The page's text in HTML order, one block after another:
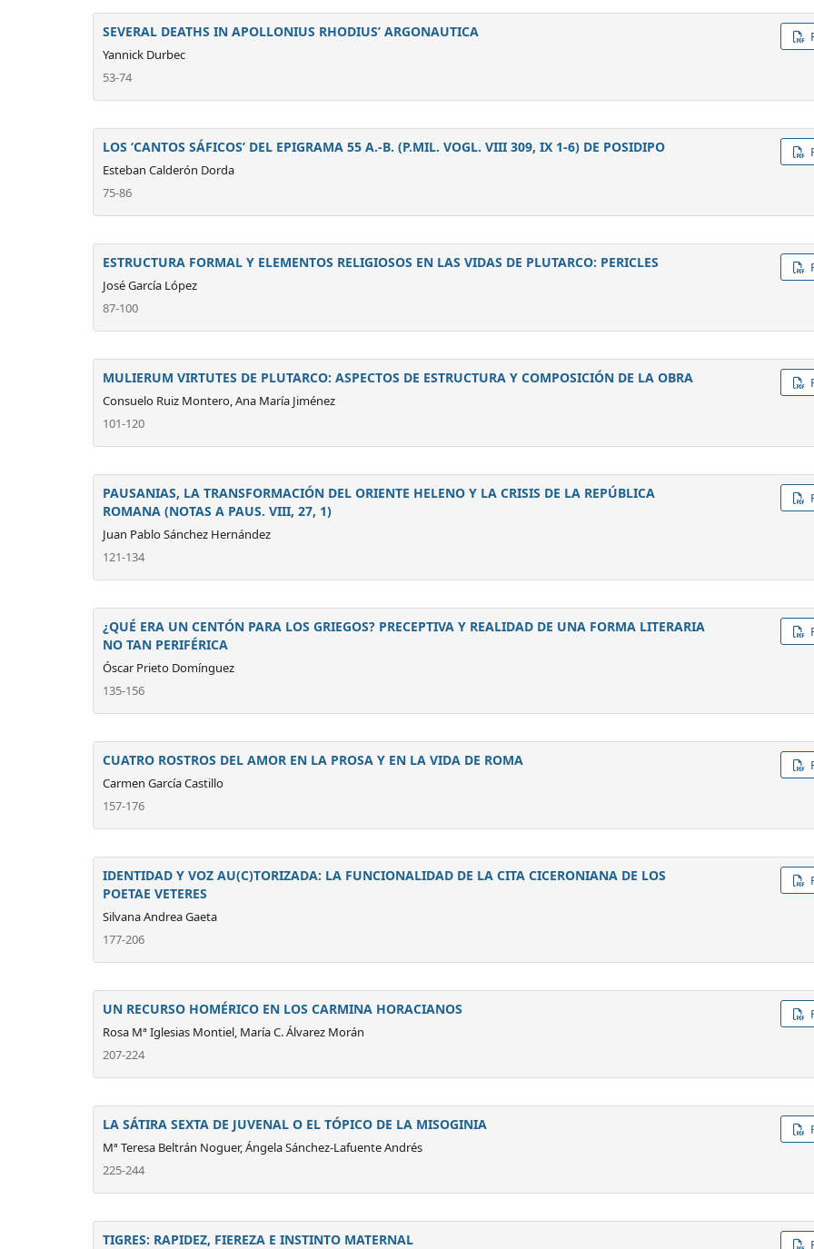
SEVERAL DEATHS IN APOLLONIUS RHODIUS’ ARGONAUTICA
Yannick Durbec
53-74
LOS ‘CANTOS SÁFICOS’ DEL EPIGRAMA 55 A.-B. (P.MIL. VOGL. VIII 309, IX 1-6) DE POSIDIPO
Esteban Calderón Dorda
75-86
ESTRUCTURA FORMAL Y ELEMENTOS RELIGIOSOS EN LAS VIDAS DE PLUTARCO: PERICLES
José García López
87-100
MULIERUM VIRTUTES DE PLUTARCO: ASPECTOS DE ESTRUCTURA Y COMPOSICIÓN DE LA OBRA
Consuelo Ruiz Montero, Ana María Jiménez
101-120
PAUSANIAS, LA TRANSFORMACIÓN DEL ORIENTE HELENO Y LA CRISIS DE LA REPÚBLICA
ROMANA (NOTAS A PAUS. VIII, 27, 1)
Juan Pablo Sánchez Hernández
121-134
¿QUÉ ERA UN CENTÓN PARA LOS GRIEGOS? PRECEPTIVA Y REALIDAD DE UNA FORMA LITERARIA
NO TAN PERIFÉRICA
Óscar Prieto Domínguez
135-156
CUATRO ROSTROS DEL AMOR EN LA PROSA Y EN LA VIDA DE ROMA
Carmen García Castillo
157-176
IDENTIDAD Y VOZ AU(C)TORIZADA: LA FUNCIONALIDAD DE LA CITA CICERONIANA DE LOS
POETAE VETERES
Silvana Andrea Gaeta
177-206
UN RECURSO HOMÉRICO EN LOS CARMINA HORACIANOS
Rosa Mª Iglesias Montiel, María C. Álvarez Morán
207-224
LA SÁTIRA SEXTA DE JUVENAL O EL TÓPICO DE LA MISOGINIA
Mª Teresa Beltrán Noguer, Ángela Sánchez-Lafuente Andrés
225-244
TIGRES: RAPIDEZ, FIEREZA E INSTINTO MATERNAL